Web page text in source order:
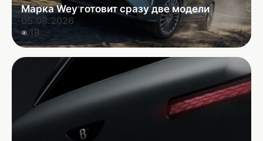
Марка Wey готовит сразу две модели
05.08.2026
18